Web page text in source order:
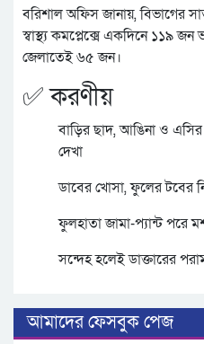
বরিশাল অফিস জানায়, বিভাগের
স্বাস্থ্য কমপ্লেক্সে একদিনে ১১৯
জেলাতেই ৬৫ জন।
✅ করণীয়
বাড়ির ছাদ, আঙিনা ও
দেখা
ডাবের খোসা, ফুলের টবের
ফুলহাতা জামা-প্যান্ট পরে
সন্দেহ হলেই ডাক্তারের
আমাদের ফেসবুক পেজ